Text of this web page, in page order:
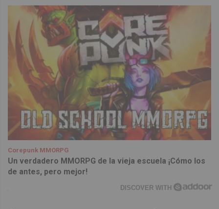
Corepunk MMORPG
Un verdadero MMORPG de la vieja escuela ¡Cómo los
de antes, pero mejor!
DISCOVER WITH